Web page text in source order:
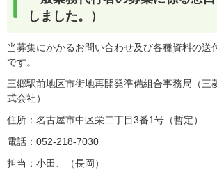
しました。）
当募集にかかるお問い合わせ及び各種資料の送
です。
三郷駅前地区市街地再開発準備組合事務局（三
式会社）
住所：名古屋市中区栄二丁目3番1号（暫定）
電話：052-218-7030
担当：小田、（長岡）